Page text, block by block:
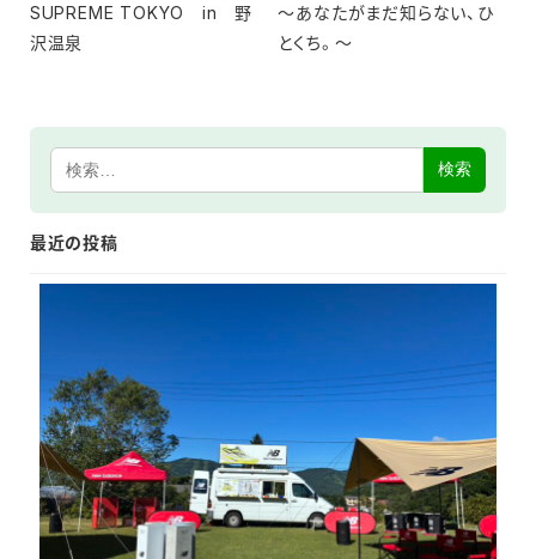
SUPREME TOKYO in 野
沢温泉
～あなたがまだ知らない、ひ
とくち。～
検索
最近の投稿